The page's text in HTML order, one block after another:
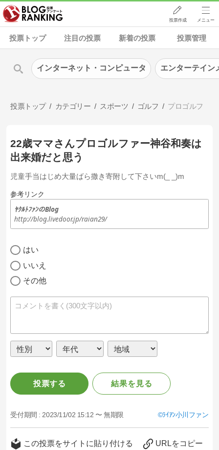
投票作成 メニュー
投票トップ 注目の投票 新着の投票 投票管理
投票トップ カテゴリー スポーツ ゴルフ プロゴルフ
22歳ママさんプロゴルファー神谷和奏は
出来婚だと思う
児童手当はじめ大量ばら撒き寄附して下さいm(_ _)m
参考リンク
ﾔｸﾙﾄﾌｧﾝのBlog
http://blog.livedoor.jp/raian29/
はい
いいえ
その他
投票する 結果を見る
受付期間 : 2023/11/02 15:12 〜 無期限 ﾗｲｱﾝ小川ファン
この投票をサイトに貼り付ける URLをコピー
インターネット・コンピュータ エンターテイン